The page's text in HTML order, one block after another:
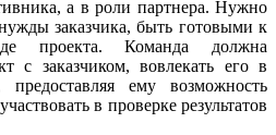
а в роли партнера. Нужно
заказчика, быть готовыми к
проекта. Команда должна
с заказчиком, вовлекать его в
предоставляя ему возможность
в проверке результатов